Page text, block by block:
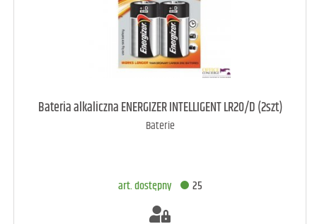
art. dostępny 86
Bateria alkaliczna ENERGIZER INTELLIGENT LR20/D (2szt)
Baterie
art. dostępny 25